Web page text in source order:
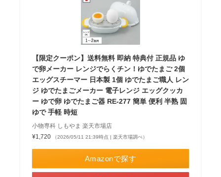
【限定クーポン】送料無料 即納 特典付 正規品 ゆ
で卵メーカー レンジでらくチン！ゆでたまご 2個
エッグスチーマー 日本製 1個 ゆでたまご職人 レン
ジ ゆでたまごメーカー 電子レンジ エッグクッカ
ー ゆで卵 ゆでたまご器 RE-277 簡単 便利 半熟 固
ゆで 手軽 時短
小物専科 しもやま 楽天市場店
¥1,720
（2026/05/11 21:39時点 | 楽天市場調べ）
Amazonで探す